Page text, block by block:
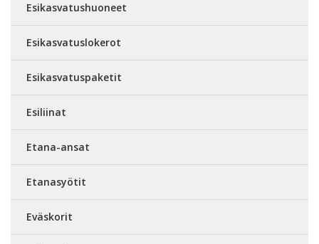
Esikasvatushuoneet
Esikasvatuslokerot
Esikasvatuspaketit
Esiliinat
Etana-ansat
Etanasyötit
Eväskorit